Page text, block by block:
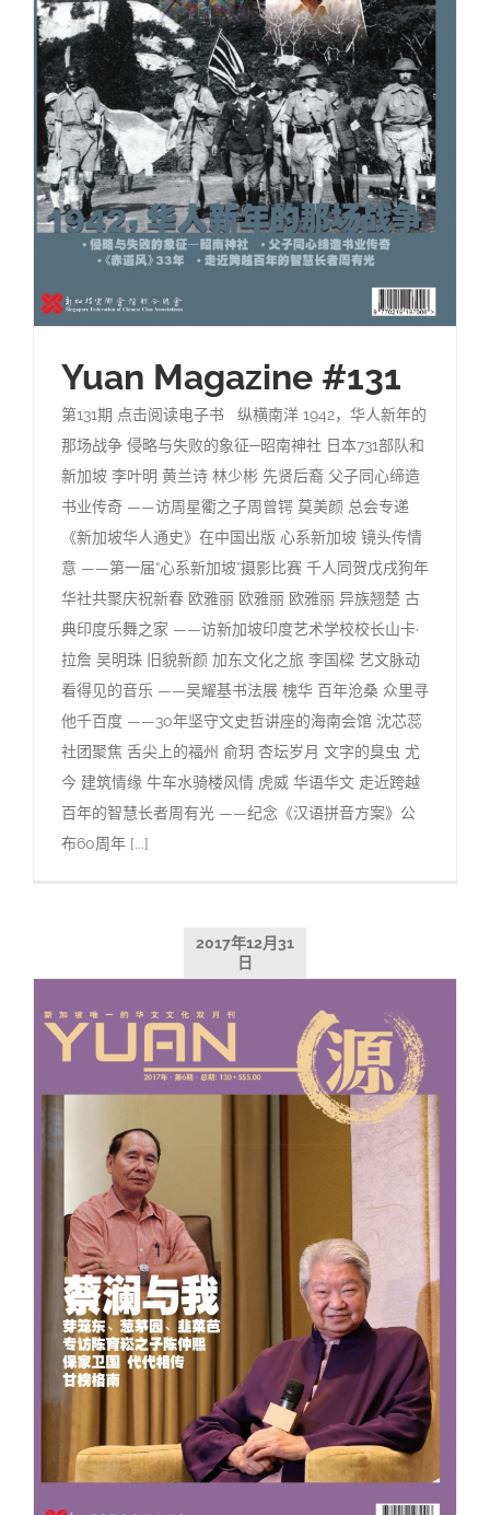
Yuan Magazine #131
第131期 点击阅读电子书 纵横南洋 1942，华人新年的
那场战争 侵略与失败的象征─昭南神社 日本731部队和
新加坡 李叶明 黄兰诗 林少彬 先贤后裔 父子同心缔造
书业传奇 ——访周星衢之子周曾锷 莫美颜 总会专递
《新加坡华人通史》在中国出版 心系新加坡 镜头传情
意 ——第一届“心系新加坡”摄影比赛 千人同贺戊戌狗年
华社共聚庆祝新春 欧雅丽 欧雅丽 欧雅丽 异族翘楚 古
典印度乐舞之家 ——访新加坡印度艺术学校校长山卡·
拉詹 吴明珠 旧貌新颜 加东文化之旅 李国樑 艺文脉动
看得见的音乐 ——吴耀基书法展 槐华 百年沧桑 众里寻
他千百度 ——30年坚守文史哲讲座的海南会馆 沈芯蕊
社团聚焦 舌尖上的福州 俞玥 杏坛岁月 文字的臭虫 尤
今 建筑情缘 牛车水骑楼风情 虎威 华语华文 走近跨越
百年的智慧长者周有光 ——纪念《汉语拼音方案》公
布60周年 [...]
2017年12月31
日